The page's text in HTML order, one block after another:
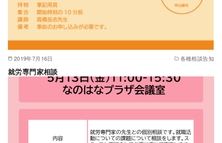
2019年7月16日 各種相談告知
就労専門家相談